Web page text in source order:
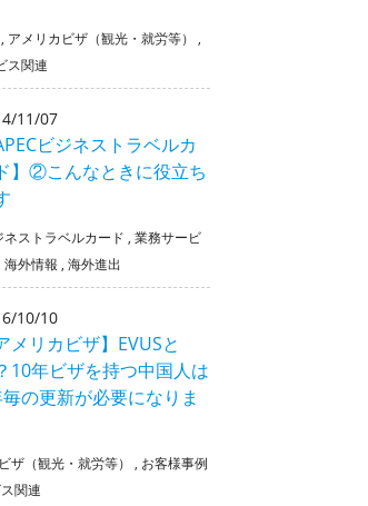
, アメリカビザ（観光・就労等）
,
ス関連
11/07
ビジネストラベルカ
】②こんなときに役立ち
ネストラベルカード ,業務サービ
,海外情報 ,海外進出
10/10
メリカビザ】EVUSと
10年ビザを持つ中国人は
の更新が必要になりま
ザ（観光・就労等） , お客様事例
関連